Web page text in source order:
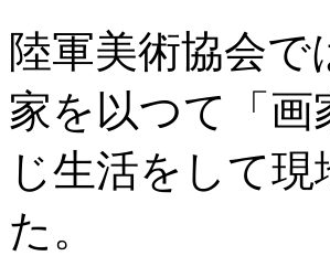
陸軍美術協会
家を以つて「画
じ生活をして
た。